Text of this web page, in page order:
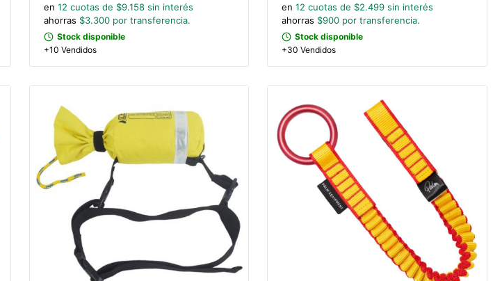
en 12 cuotas de $9.158 sin interés
ahorras $3.300por transferencia.
Stock disponible
+10 Vendidos
en 12 cuotas de $2.499 sin interés
ahorras $900 por transferencia.
Stock disponible
+30 Vendidos